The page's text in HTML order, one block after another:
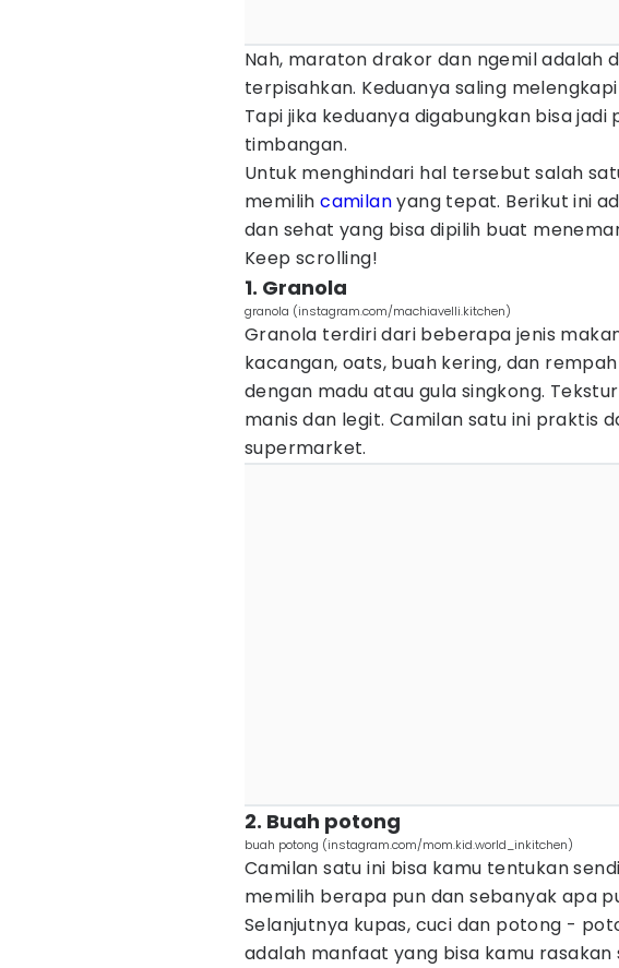
Nah, maraton drakor dan ngemil adalah
terpisahkan. Keduanya saling
Tapi jika keduanya digabungkan bisa jadi
timbangan.
Untuk menghindari hal tersebut salah
memilihcamilanyang tepat. Berikut ini
dan sehat yang bisa dipilih buat
Keep scrolling!
1. Granola
granola (instagram.com/machiavelli.kitchen)
Granola terdiri dari beberapa jenis
kacangan, oats, buah kering, dan
dengan madu atau gula singkong.
manis dan legit. Camilan satu ini praktis
supermarket.
2. Buah potong
buah potong (instagram.com/mom.kid.world_inkitchen)
Camilan satu ini bisa kamu tentukan
memilih berapa pun dan sebanyak apa
Selanjutnya kupas, cuci dan potong -
adalah manfaat yang bisa kamu